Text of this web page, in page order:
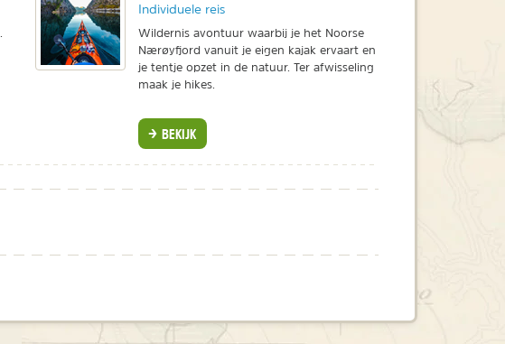
Individuele reis
Wildernis avontuur waarbij je het Noorse
Nærøyfjord vanuit je eigen kajak ervaart en
je tentje opzet in de natuur. Ter afwisseling
maak je hikes.
BEKIJK